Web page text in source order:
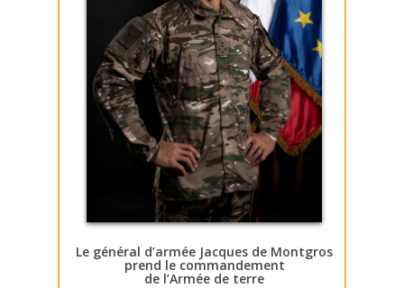
Le général d’armée Jacques de Montgros
prend le commandement
de l’Armée de terre